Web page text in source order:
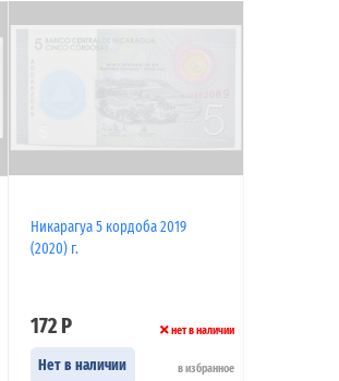
Никарагуа 5 кордоба 2019
(2020) г.
172 Р нет в наличии
Нет в наличии в избранное